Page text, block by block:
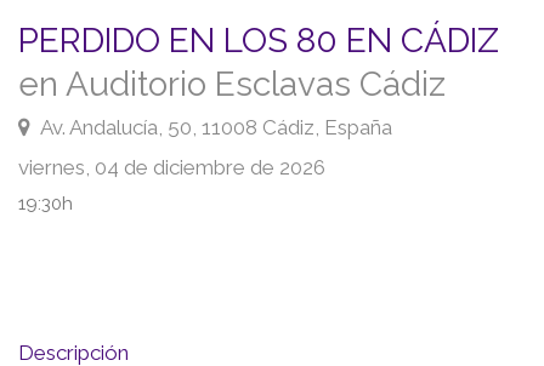
PERDIDO EN LOS 80 EN CÁDIZ
en Auditorio Esclavas Cádiz
Av. Andalucía, 50, 11008 Cádiz, España
viernes, 04 de diciembre de 2026
19:30h
Descripción